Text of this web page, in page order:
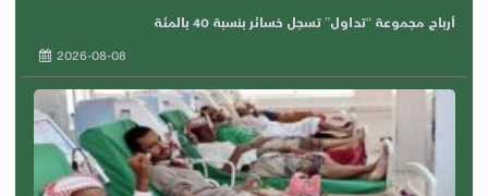
أرباح مجموعة “تداول” تسجل خسائر بنسبة 40 بالمئة
2026-08-08